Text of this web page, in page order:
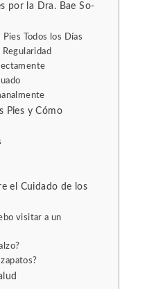
por la Dra. Bae So-
Todos los Días
Pies y Cómo
el Cuidado de los
visitar a un